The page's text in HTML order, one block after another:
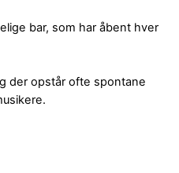
bar, som har åbent hver
der opstår ofte spontane